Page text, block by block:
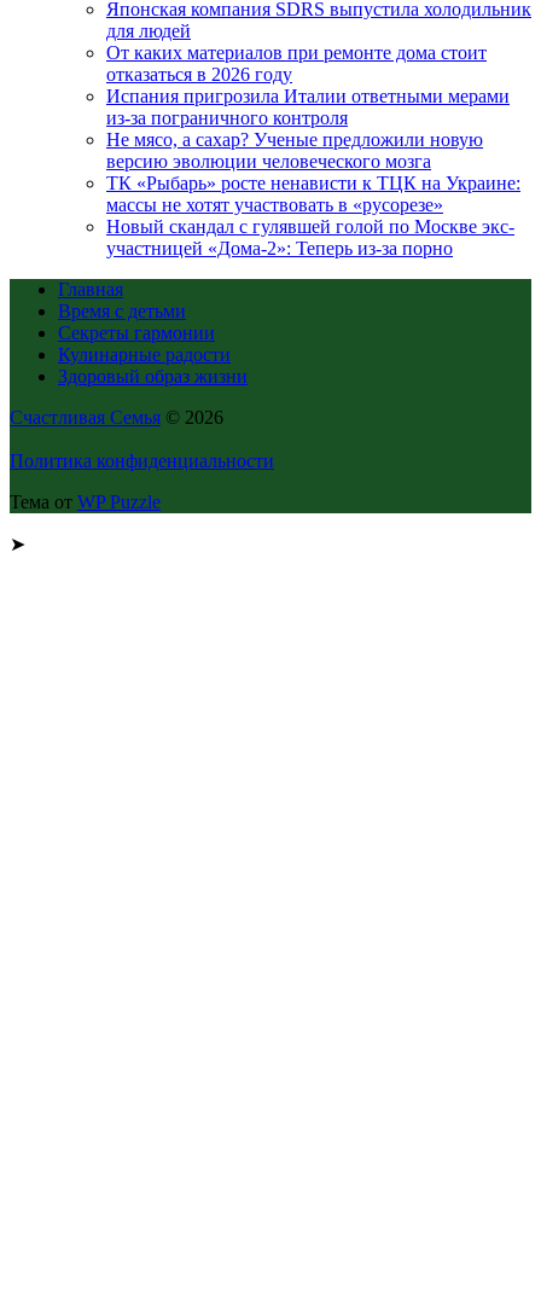
Японская компания SDRS выпустила холодильник
для людей
От каких материалов при ремонте дома стоит
отказаться в 2026 году
Испания пригрозила Италии ответными мерами
из-за пограничного контроля
Не мясо, а сахар? Ученые предложили новую
версию эволюции человеческого мозга
ТК «Рыбарь» росте ненависти к ТЦК на Украине:
массы не хотят участвовать в «русорезе»
Новый скандал с гулявшей голой по Москве экс-
участницей «Дома-2»: Теперь из-за порно
Главная
Время с детьми
Секреты гармонии
Кулинарные радости
Здоровый образ жизни
Счастливая Семья © 2026
Политика конфиденциальности
Тема от WP Puzzle
➤